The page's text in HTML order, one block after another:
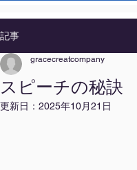
記事
スピーチの秘訣
gracecreatcompany
更新日： 2025年10月21日